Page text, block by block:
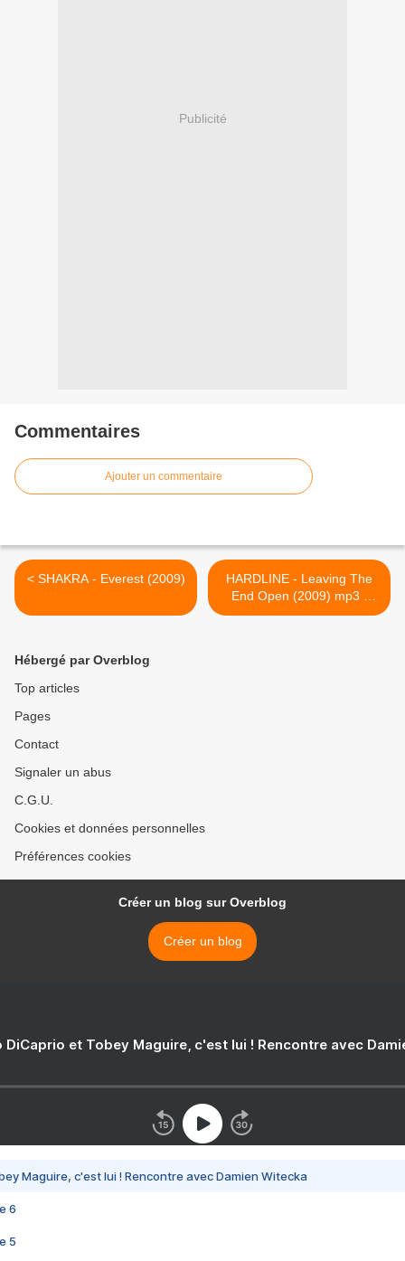
Publicité
Commentaires
Ajouter un commentaire
< SHAKRA - Everest (2009)
HARDLINE - Leaving The
End Open (2009) mp3 -
FRONTIERS Records -
Hébergé par Overblog
Top articles
Pages
Contact
Signaler un abus
C.G.U.
Cookies et données personnelles
Préférences cookies
Créer un blog sur Overblog
Créer un blog
DiCaprio et Tobey Maguire, c'est lui ! Rencontre avec
Maguire, c'est lui ! Rencontre avec Damien Witecka
6
5